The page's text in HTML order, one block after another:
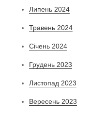
Липень 2024
Травень 2024
Січень 2024
Грудень 2023
Листопад 2023
Вересень 2023